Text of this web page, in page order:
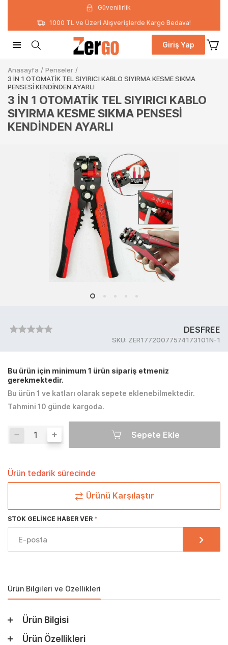
Güvenilirlik
1000 TL ve Üzeri Alışverişlerde Kargo Bedava!
Giriş Yap
Anasayfa / Penseler /
3 İN 1 OTOMATİK TEL SIYIRICI KABLO SIYIRMA KESME SIKMA
PENSESİ KENDİNDEN AYARLI
3 İN 1 OTOMATİK TEL SIYIRICI KABLO
SIYIRMA KESME SIKMA PENSESİ
KENDİNDEN AYARLI
DESFREE
SKU: ZER17720077574173101N-1
Bu ürün için minimum 1 ürün sipariş etmeniz
gerekmektedir.
Bu ürün 1 ve katları olarak sepete eklenebilmektedir.
Tahmini 10 günde kargoda.
Sepete Ekle
Ürün tedarik sürecinde
Ürünü Karşılaştır
STOK GELINCE HABER VER
Ürün Bilgileri ve Özellikleri
Ürün Bilgisi
Ürün Özellikleri